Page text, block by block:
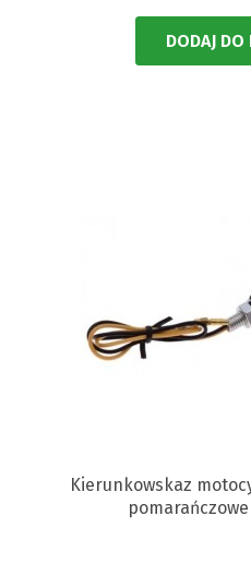
DODAJ
Kierunkowskaz
pomarańczowe